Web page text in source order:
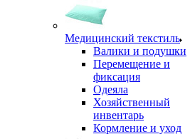
Медицинский текстиль
Валики и подушки
Перемещение и
фиксация
Одеяла
Хозяйственный
инвентарь
Кормление и уход